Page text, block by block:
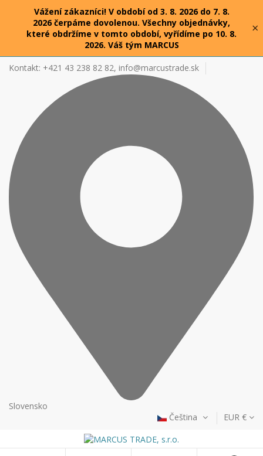
Vážení zákazníci! V období od 3. 8. 2026 do 7. 8.
2026 čerpáme dovolenou. Všechny objednávky,
které obdržíme v tomto období, vyřídíme po 10. 8.
2026. Váš tým MARCUS
×
Kontakt: +421 43 238 82 82, info@marcustrade.sk
Slovensko
Čeština
EUR €